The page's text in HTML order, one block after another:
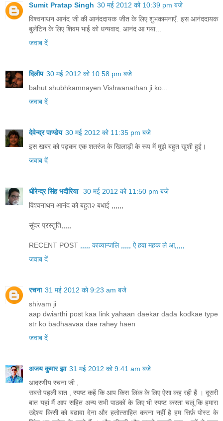
Sumit Pratap Singh 30 मई 2012 को 10:39 pm बजे
विश्वनाथन आनंद जी की आनंददायक जीत के लिए शुभकामनाएँ. इस आनंददायक
बुलेटिन के लिए शिवम भाई को धन्यवाद. आनंद आ गया...
जवाब दें
दिलीप 30 मई 2012 को 10:58 pm बजे
bahut shubhkamnayen Vishwanathan ji ko...
जवाब दें
देवेन्द्र पाण्डेय 30 मई 2012 को 11:35 pm बजे
इस खबर को पढ़कर एक शतरंज के खिलाड़ी के रूप में मुझे बहुत खुशी हुई।
जवाब दें
धीरेन्द्र सिंह भदौरिया 30 मई 2012 को 11:50 pm बजे
विश्वनाथन आनंद को बहुत२ बधाई ,,,,,,
सुंदर प्रस्तुति,,,,,
RECENT POST ,,,,, काव्यान्जलि ,,,,, ऐ हवा महक ले आ,,,,,
जवाब दें
रचना 31 मई 2012 को 9:23 am बजे
shivam ji
aap dwiarthi post kaa link yahaan daekar dada kodkae type
str ko badhaavaa dae rahey haen
जवाब दें
अजय कुमार झा 31 मई 2012 को 9:41 am बजे
आदरणीय रचना जी ,
सबसे पहली बात , स्पष्ट कहें कि आप किस लिंक के लिए ऐसा कह रही हैं । दूसरी
बात यहां मैं आप सहित अन्य सभी पाठकों के लिए भी स्पष्ट करता चलूं कि हमारा
उद्देश्य किसी को बढावा देना और हतोत्साहित करना नहीं है हम सिर्फ़ पोस्ट के